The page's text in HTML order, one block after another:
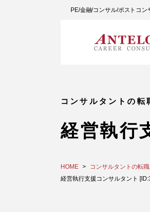
PE/金融/コンサル/ポストコ
コンサルタントの転
経営執行
HOME コンサルタントの転
経営執行支援コンサルタント